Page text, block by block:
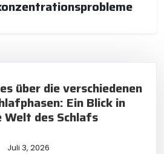
über die verschiedenen
Ein Blick in
Welt des Schlafs
Juli 3, 2026